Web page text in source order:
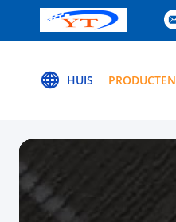
HUIS PRODUCTEN